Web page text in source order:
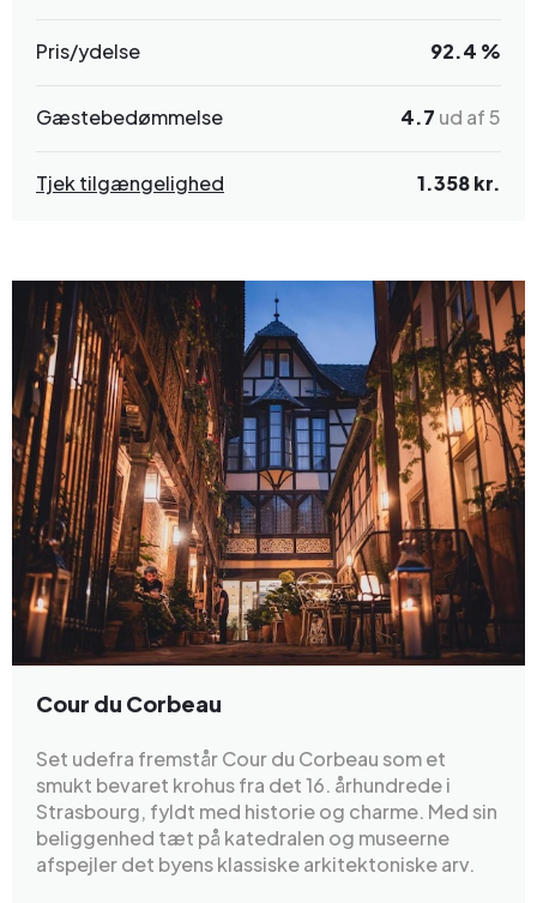
Pris/ydelse 92.4 %
Gæstebedømmelse 4.7 ud af 5
Tjek tilgængelighed 1.358 kr.
Cour du Corbeau
Set udefra fremstår Cour du Corbeau som et
smukt bevaret krohus fra det 16. århundrede i
Strasbourg, fyldt med historie og charme. Med sin
beliggenhed tæt på katedralen og museerne
afspejler det byens klassiske arkitektoniske arv.